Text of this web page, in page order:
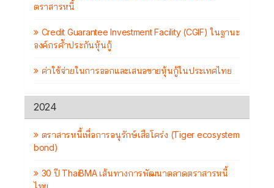
ตราสารหนี้
Credit Guarantee Investment Facility (CGIF) ในฐานะ
องค์กรค้ำประกันหุ้นกู้
ค่าใช้จ่ายในการออกและเสนอขายหุ้นกู้ในประเทศไทย
2024
ตราสารหนี้เพื่อการอนุรักษ์เสือโคร่ง (Tiger ecosystem
bond)
30 ปี ThaiBMA เส้นทางการพัฒนาตลาดตราสารหนี้